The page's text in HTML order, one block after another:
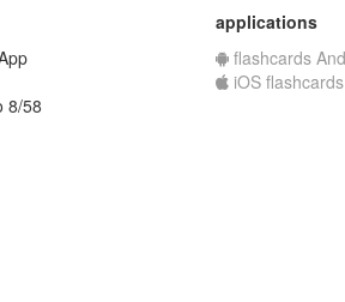
8/58
applications
flashcards
iOS flashcards